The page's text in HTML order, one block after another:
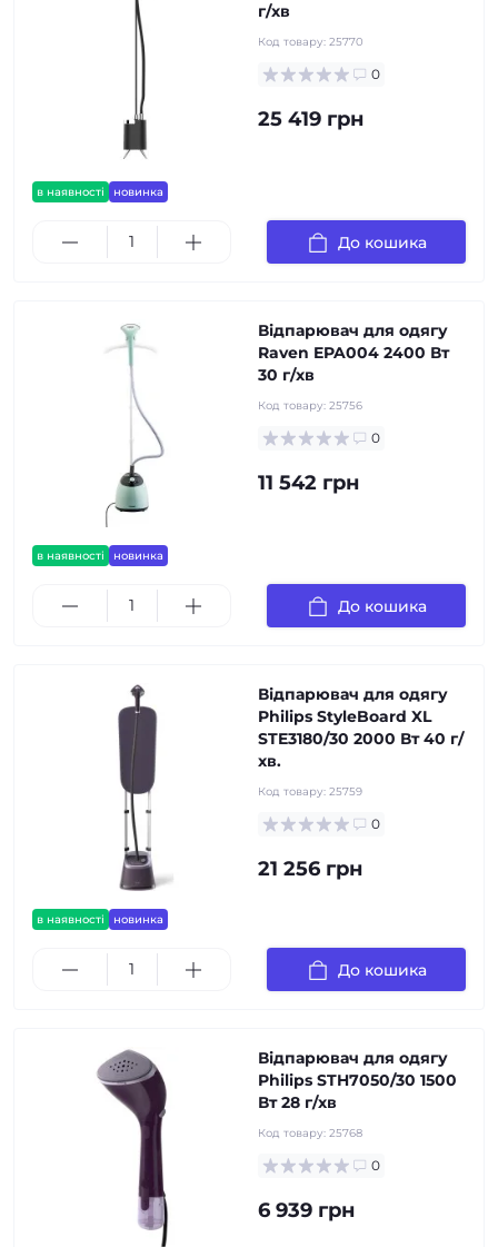
в наявності новинка
г/хв
Код товару: 25770
0
25 419 грн
До кошика
в наявності новинка
Відпарювач для одягу
Raven EPA004 2400 Вт
30 г/хв
Код товару: 25756
0
11 542 грн
До кошика
в наявності новинка
Відпарювач для одягу
Philips StyleBoard XL
STE3180/30 2000 Вт 40 г/
хв.
Код товару: 25759
0
21 256 грн
До кошика
Відпарювач для одягу
Philips STH7050/30 1500
Вт 28 г/хв
Код товару: 25768
0
6 939 грн